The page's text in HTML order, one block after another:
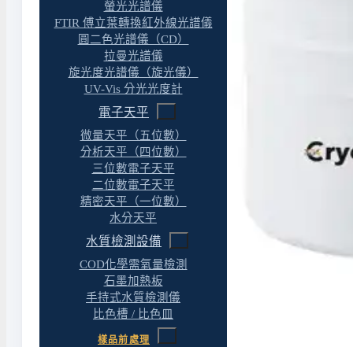
螢光光譜儀
FTIR 傅立葉轉換紅外線光譜儀
圓二色光譜儀（CD）
拉曼光譜儀
旋光度光譜儀（旋光儀）
UV-Vis 分光光度計
電子天平
微量天平（五位數）
分析天平（四位數）
三位數電子天平
二位數電子天平
精密天平（一位數）
水分天平
水質檢測設備
COD化學需氧量檢測
石墨加熱板
手持式水質檢測儀
比色槽 / 比色皿
樣品前處理